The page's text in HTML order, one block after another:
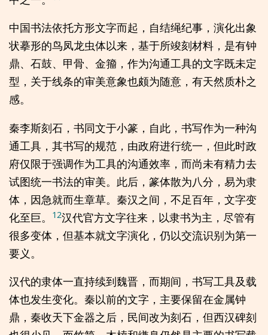
中国书法依托方形文字而起，自结绳纪事，演化出象
状摹形的鸟凤龙虫体以来，基于所竣刻材料，是有钟
鼎、石鼓、甲骨、金籀，作为沟通工具的文字既未定
型，关于线条的审美意象也颇为随意，有天然质朴之
感。
秦李斯刻石，书同文于小篆，自此，书写作为一种沟
通工具，其书写的规范，由政府进行统一，但此时政
府仅限于强调作为工具的沟通效率，而尚未有精力去
试图统一书法的审美。此后，篆体散为八分，易为隶
体，因急就而生章草。秦汉之间，不足百年，文字变
化至巨。
12汉代官方文字往来，以隶书为主，尽管有
很多变体，但基本就文字演化，仍以交流识别为第一
要义。
汉代的隶体一直持续到魏晋，而期间，书写工具及载
体也发生变化。秦以前的文字，主要保留在金属钟
鼎，秦收天下金器之后，民间改为刻石，但西汉碑刻